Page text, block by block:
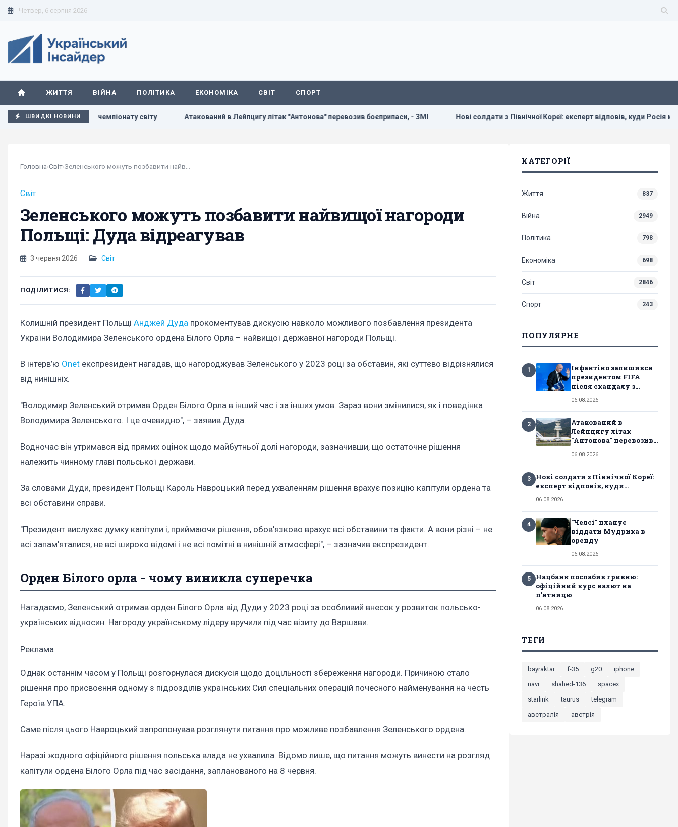
Четвер, 6 серпня 2026
ЖИТТЯ ВІЙНА ПОЛІТИКА ЕКОНОМІКА СВІТ СПОРТ
ШВИДКІ НОВИНИ
частки чемпіонату світу Атакований в Лейпцигу літак "Антонова" перевозив боєприпаси, - ЗМІ Нові солдати з Північної Кореї: експерт відповів, куди Росія може їх кинути
Головна›Світ›
Світ
Зеленського можуть позбавити найвищої нагороди
Польщі: Дуда відреагував
3 червня 2026 Світ
ПОДІЛИТИСЯ:
Колишній президент Польщі Анджей Дуда прокоментував дискусію навколо можливого позбавлення президента
України Володимира Зеленського ордена Білого Орла – найвищої державної нагороди Польщі.
В інтерв’ю Onet експрезидент нагадав, що нагороджував Зеленського у 2023 році за обставин, які суттєво відрізнялися
від нинішніх.
"Володимир Зеленський отримав Орден Білого Орла в інший час і за інших умов. Зараз вони змінилися, як і поведінка
Володимира Зеленського. І це очевидно", – заявив Дуда.
Водночас він утримався від прямих оцінок щодо майбутньої долі нагороди, зазначивши, що остаточне рішення
належить чинному главі польської держави.
За словами Дуди, президент Польщі Кароль Навроцький перед ухваленням рішення врахує позицію капітули ордена та
всі обставини справи.
"Президент вислухає думку капітули і, приймаючи рішення, обов’язково врахує всі обставини та факти. А вони різні – не
всі запам’яталися, не всі широко відомі і не всі помітні в нинішній атмосфері", – зазначив експрезидент.
Орден Білого орла - чому виникла суперечка
Нагадаємо, Зеленський отримав орден Білого Орла від Дуди у 2023 році за особливий внесок у розвиток польсько-
українських відносин. Нагороду українському лідеру вручили під час візиту до Варшави.
Реклама
Однак останнім часом у Польщі розгорнулася дискусія щодо доцільності збереження нагороди. Причиною стало
рішення про присвоєння одному з підрозділів українських Сил спеціальних операцій почесного найменування на честь
Героїв УПА.
Саме після цього Навроцький запропонував розглянути питання про можливе позбавлення Зеленського ордена.
Наразі жодного офіційного рішення польська влада не ухвалила. Відомо лише, що питання можуть винести на розгляд
капітули ордена Білого Орла під час засідання, запланованого на 8 червня.
КАТЕГОРІЇ
Життя 837
Війна 2949
Політика 798
Економіка 698
Світ 2846
Спорт 243
ПОПУЛЯРНЕ
1
Інфантіно залишився
президентом FIFA
після скандалу з...
06.08.2026
2
Атакований в
Лейпцигу літак
"Антонова" перевозив...
06.08.2026
3
Нові солдати з Північної Кореї:
експерт відповів, куди...
06.08.2026
4
"Челсі" планує
віддати Мудрика в
оренду
06.08.2026
5
Нацбанк послабив гривню:
офіційний курс валют на
п’ятницю
06.08.2026
ТЕГИ
bayraktar f-35 g20
iphone
navi
shahed-136
spacex
starlink
taurus
telegram
австралія
австрія